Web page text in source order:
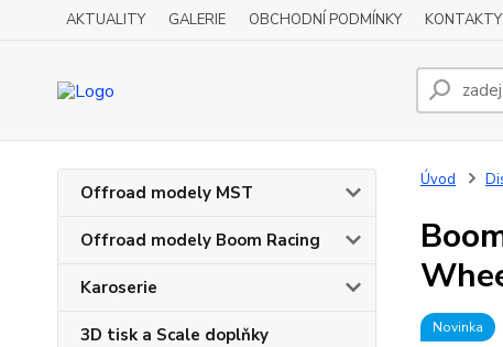
AKTUALITY GALERIE OBCHODNÍ PODMÍNKY KONTAKTY
Offroad modely MST
Offroad modely Boom Racing
Karoserie
3D tisk a Scale doplňky
Úvod
Novinka